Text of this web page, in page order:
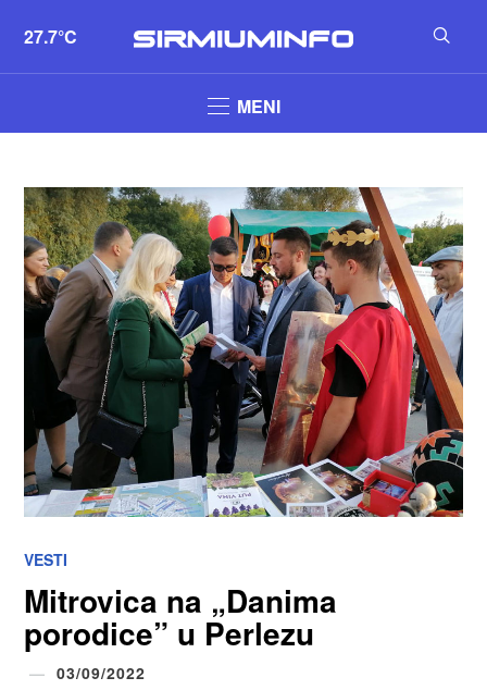
27.7°C
MENI
VESTI
Mitrovica na „Danima
porodice” u Perlezu
03/09/2022